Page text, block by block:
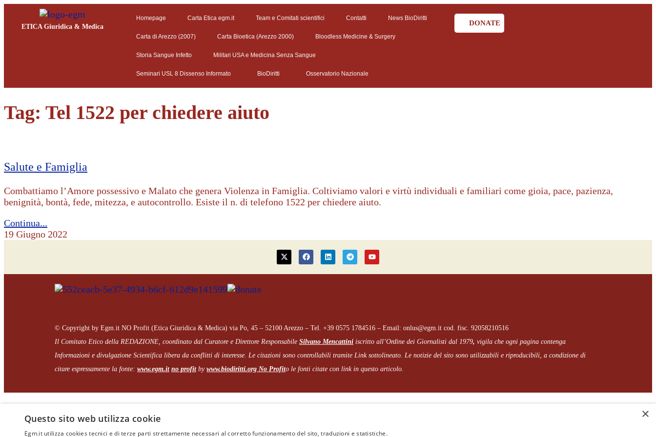
ETICA Giuridica & Medica
Homepage Carta Etica egm.it Team e Comitati scientifici Contatti News BioDiritti
Carta di Arezzo (2007) Carta Bioetica (Arezzo 2000) Bloodless Medicine & Surgery
Storia Sangue Infetto Militari USA e Medicina Senza Sangue
Seminari USL 8 Dissenso Informato BioDiritti Osservatorio Nazionale
DONATE
Tag: Tel 1522 per chiedere aiuto
Salute e Famiglia
Combattiamo l’Amore possessivo e Malato che genera Violenza in Famiglia. Coltiviamo valori e virtù individuali e familiari come gioia, pace, pazienza,
benignità, bontà, fede, mitezza, e autocontrollo. Esiste il n. di telefono 1522 per chiedere aiuto.
Continua...
19 Giugno 2022
© Copyright by Egm.it NO Profit (Etica Giuridica & Medica) via Po, 45 – 52100 Arezzo – Tel. +39 0575 1784516 – Email: onlus@egm.it cod. fisc. 92058210516
Il Comitato Etico della REDAZIONE, coordinato dal Curatore e Direttore Responsabile Silvano Mencattini iscritto all’Ordine dei Giornalisti dal 1979, vigila che ogni pagina contenga
Informazioni e divulgazione Scientifica libera da conflitti di interesse. Le citazioni sono controllabili tramite Link sottolineato. Le notizie del sito sono utilizzabili e riproducibili, a condizione di
citare espressamente la fonte: www.egm.it no profitby www.biodiritti.org No Profito le fonti citate con link in questo articolo.
×
Questo sito web utilizza cookie
Egm.it utilizza cookies tecnici e di terze parti strettamente necessari al corretto funzionamento del sito, traduzioni e statistiche.